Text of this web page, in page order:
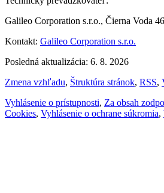
Galileo Corporation s.r.o., Čierna Voda
Kontakt: Galileo Corporation s.r.o.
Posledná aktualizácia: 6. 8. 2026
Zmena vzhľadu, Štruktúra stránok, RSS,
Vyhlásenie o prístupnosti, Za obsah
Cookies, Vyhlásenie o ochrane súkromia,